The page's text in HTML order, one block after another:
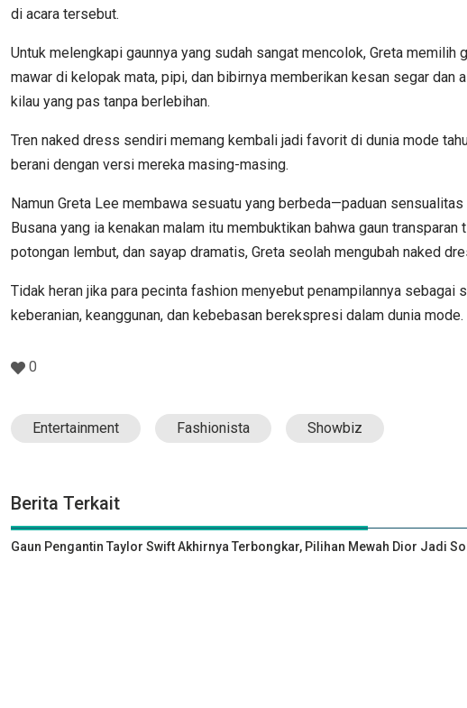
di acara tersebut.
Untuk melengkapi gaunnya yang sudah sangat mencolok, Greta
mawar di kelopak mata, pipi, dan bibirnya memberikan kesan segar dan
kilau yang pas tanpa berlebihan.
Tren naked dress sendiri memang kembali jadi favorit di dunia mode
berani dengan versi mereka masing-masing.
Namun Greta Lee membawa sesuatu yang berbeda—paduan
Busana yang ia kenakan malam itu membuktikan bahwa gaun
potongan lembut, dan sayap dramatis, Greta seolah mengubah naked
Tidak heran jika para pecinta fashion menyebut penampilannya
keberanian, keanggunan, dan kebebasan berekspresi dalam dunia mode.
0
Entertainment Fashionista Showbiz
Berita Terkait
Gaun Pengantin Taylor Swift Akhirnya Terbongkar, Pilihan Mewah Dior Jadi